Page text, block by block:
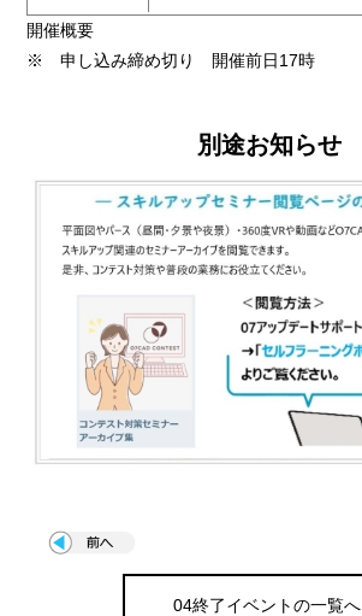
開催概要
※ 申し込み締め切り 開催前日17時
別途お知らせ
04終了イベントの一覧へ